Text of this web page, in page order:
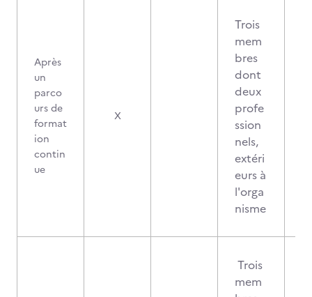
Après
un
parco
urs de
format
ion
contin
ue
X
Trois
mem
bres
dont
deux
profe
ssion
nels,
extéri
eurs à
l'orga
nisme
Trois
mem